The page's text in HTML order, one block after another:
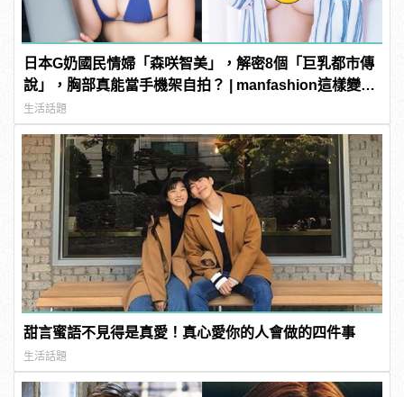
日本G奶國民情婦「森咲智美」，解密8個「巨乳都市傳
說」，胸部真能當手機架自拍？ | manfashion這樣變型
男
生活話題
甜言蜜語不見得是真愛！真心愛你的人會做的四件事
生活話題